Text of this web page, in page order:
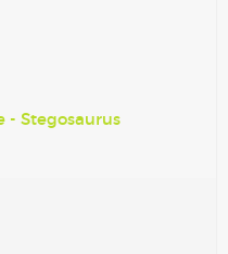
- Stegosaurus